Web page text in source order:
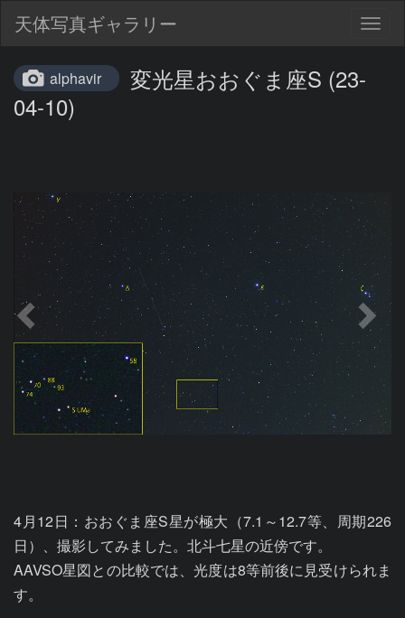
天体写真ギャラリー
alphavir
変光星おおぐま座S (23-
04-10)
4月12日：おおぐま座S星が極大（7.1～12.7等、周期226
日）、撮影してみました。北斗七星の近傍です。
AAVSO星図との比較では、光度は8等前後に見受けられま